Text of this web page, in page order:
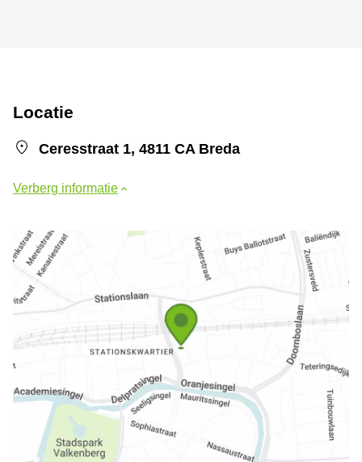
Locatie
Ceresstraat 1, 4811 CA Breda
Verberg informatie